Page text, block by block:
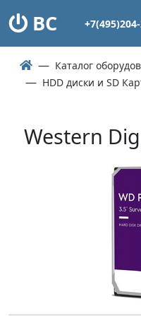
ВС
Каталог
HDD диски и SD
Western